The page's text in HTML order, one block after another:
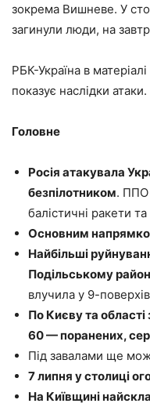
зокрема Вишневе. У
загинули люди, на
РБК-Україна в
показує наслідки атаки.
Головне
Росія атакувала
безпілотником. ППО
балістичні ракети
Основним
Найбільші
Подільському
влучила у 9-
По Києву та
60 — поранених,
Під завалами ще
7 липня у столиці
На Київщині